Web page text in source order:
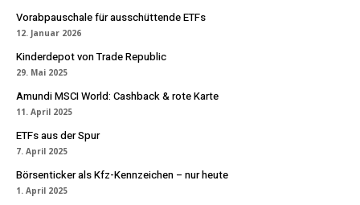
Vorabpauschale für ausschüttende ETFs
12. Januar 2026
Kinderdepot von Trade Republic
29. Mai 2025
Amundi MSCI World: Cashback & rote Karte
11. April 2025
ETFs aus der Spur
7. April 2025
Börsenticker als Kfz-Kennzeichen – nur heute
1. April 2025